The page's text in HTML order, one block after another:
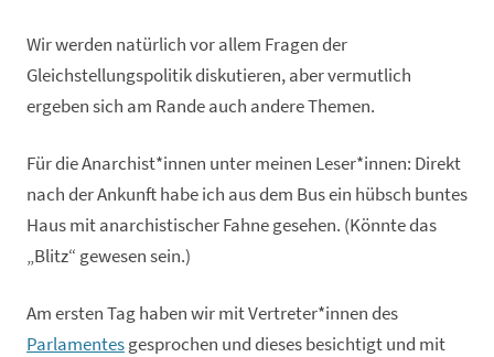
Wir werden natürlich vor allem Fragen der
Gleichstellungspolitik diskutieren, aber vermutlich
ergeben sich am Rande auch andere Themen.
Für die Anarchist*innen unter meinen Leser*innen: Direkt
nach der Ankunft habe ich aus dem Bus ein hübsch buntes
Haus mit anarchistischer Fahne gesehen. (Könnte das
„Blitz“ gewesen sein.)
Am ersten Tag haben wir mit Vertreter*innen des
Parlamentesgesprochen und dieses besichtigt und mit